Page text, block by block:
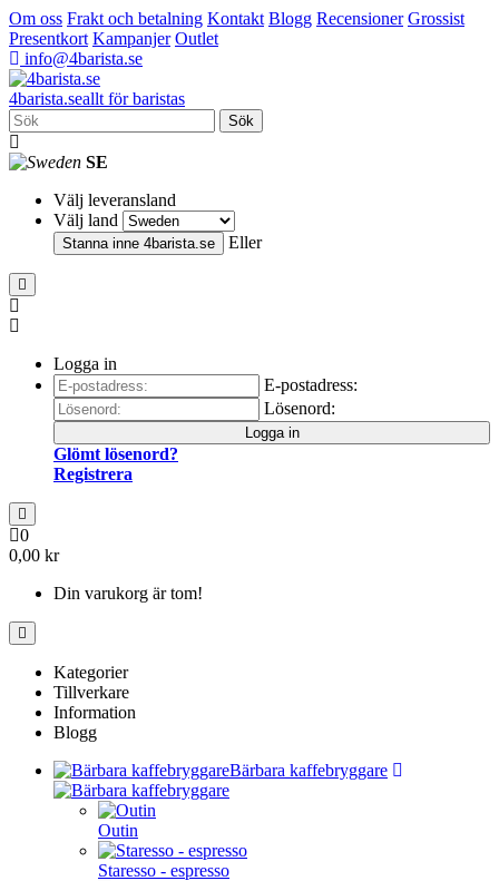
Om oss Frakt och betalning Kontakt Blogg Recensioner Grossist
Presentkort Kampanjer Outlet
info@4barista.se
4barista.seallt för baristas
Sök
SE
Välj leveransland
Välj land
Stanna inne 4barista.se Eller
Logga in
E-postadress:
Lösenord:
Logga in
Glömt lösenord?
Registrera
0
0,00 kr
Din varukorg är tom!
Kategorier
Tillverkare
Information
Blogg
Bärbara kaffebryggare
Outin
Staresso - espresso